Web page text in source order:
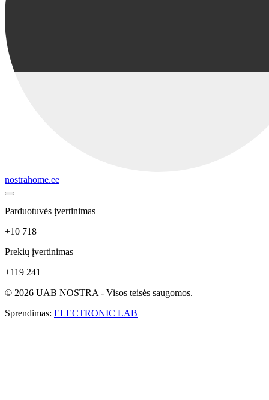
nostrahome.ee
Parduotuvės įvertinimas
+10 718
Prekių įvertinimas
+119 241
© 2026 UAB NOSTRA - Visos teisės saugomos.
Sprendimas: ELECTRONIC LAB